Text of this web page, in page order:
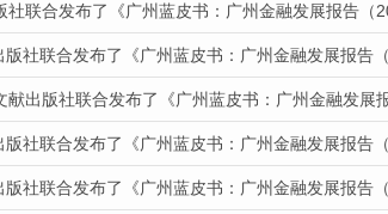
联合发布了《广州蓝皮书：广州金融发展报告（
社联合发布了《广州蓝皮书：广州金融发展报告
出版社联合发布了《广州蓝皮书：广州金融发展
社联合发布了《广州蓝皮书：广州金融发展报告
社联合发布了《广州蓝皮书：广州金融发展报告